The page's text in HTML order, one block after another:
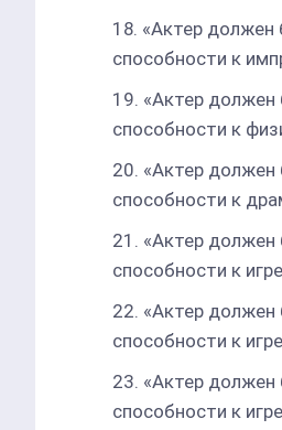
«Актер должен
способности к
«Актер должен
способности к
«Актер должен
способности к
«Актер должен
способности к
«Актер должен
способности к
«Актер должен
способности к